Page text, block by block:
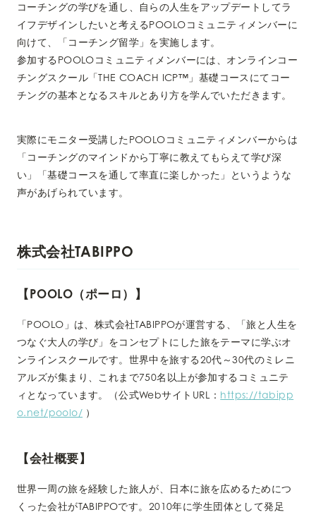
コーチングの学びを通し、自らの人生をアップデートしてラ
イフデザインしたいと考えるPOOLOコミュニティメンバーに
向けて、「コーチング留学」を実施します。
参加するPOOLOコミュニティメンバーには、オンラインコー
チングスクール「THE COACH ICP™︎」基礎コースにてコー
チングの基本となるスキルとあり方を学んでいただきます。
実際にモニター受講したPOOLOコミュニティメンバーからは
「コーチングのマインドから丁寧に教えてもらえて学び深
い」「基礎コースを通して率直に楽しかった」というような
声があげられています。
株式会社TABIPPO
【POOLO（ポーロ）】
「POOLO」は、株式会社TABIPPOが運営する、「旅と人生を
つなぐ大人の学び」をコンセプトにした旅をテーマに学ぶオ
ンラインスクールです。世界中を旅する20代～30代のミレニ
アルズが集まり、これまで750名以上が参加するコミュニテ
ィとなっています。（公式WebサイトURL： https://tabipp
o.net/poolo/ ）
【会社概要】
世界一周の旅を経験した旅人が、日本に旅を広めるためにつ
くった会社がTABIPPOです。2010年に学生団体として発足